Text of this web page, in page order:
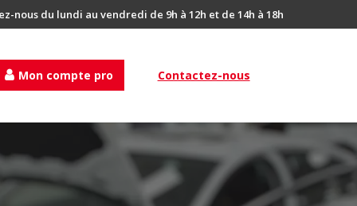
nous du lundi au vendredi de 9h à 12h et de 14h à 18h
Mon compte pro Contactez-nous